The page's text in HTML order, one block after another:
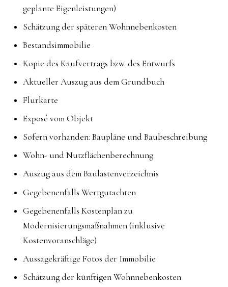
geplante Eigenleistungen)
Schätzung der späteren Wohnnebenkosten
Bestandsimmobilie
Kopie des Kaufvertrags bzw. des Entwurfs
Aktueller Auszug aus dem Grundbuch
Flurkarte
Exposé vom Objekt
Sofern vorhanden: Baupläne und Baubeschreibung
Wohn- und Nutzflächenberechnung
Auszug aus dem Baulastenverzeichnis
Gegebenenfalls Wertgutachten
Gegebenenfalls Kostenplan zu
Modernisierungsmaßnahmen (inklusive
Kostenvoranschläge)
Aussagekräftige Fotos der Immobilie
Schätzung der künftigen Wohnnebenkosten